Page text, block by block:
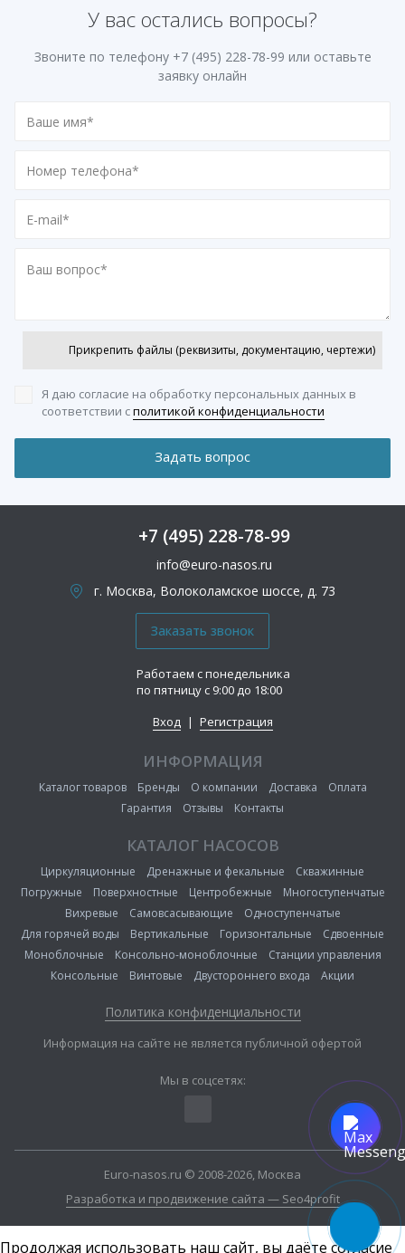
У вас остались вопросы?
Звоните по телефону +7 (495) 228-78-99 или оставьте
заявку онлайн
Прикрепить файлы (реквизиты, документацию, чертежи)
Я даю согласие на обработку персональных данных в
соответствии сполитикой конфиденциальности
+7 (495) 228-78-99
info@euro-nasos.ru
г. Москва, Волоколамское шоссе, д. 73
Работаем с понедельника
по пятницу с 9:00 до 18:00
Вход | Регистрация
ИНФОРМАЦИЯ
Каталог товаров Бренды О компании Доставка
Оплата
Гарантия
Отзывы Контакты
КАТАЛОГ НАСОСОВ
Циркуляционные Дренажные и фекальные
Скважинные
Погружные
Поверхностные Центробежные
Многоступенчатые
Вихревые
Самовсасывающие
Одноступенчатые
Для горячей воды
Вертикальные Горизонтальные
Сдвоенные
Моноблочные
Консольно-моноблочные
Станции управления
Консольные
Винтовые Двустороннего входа Акции
Политика конфиденциальности
Информация на сайте не является публичной офертой
Мы в соцсетях:
Euro-nasos.ru © 2008-2026, Москва
Разработка и продвижение сайта — Seo4profit
Продолжая использовать наш сайт, вы даёте согласие